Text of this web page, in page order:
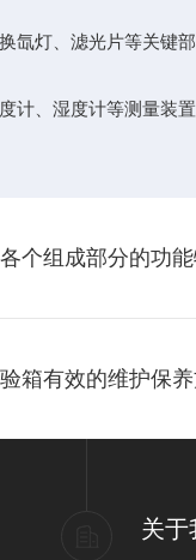
灯、滤光片等关键
、湿度计等测量装
个组成部分的功
箱有效的维护保
关于